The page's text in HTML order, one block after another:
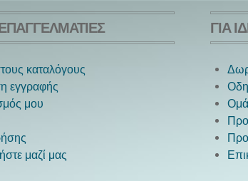
καταλόγους
εγγραφής
μου
μαζί μας
ΓΙΑ